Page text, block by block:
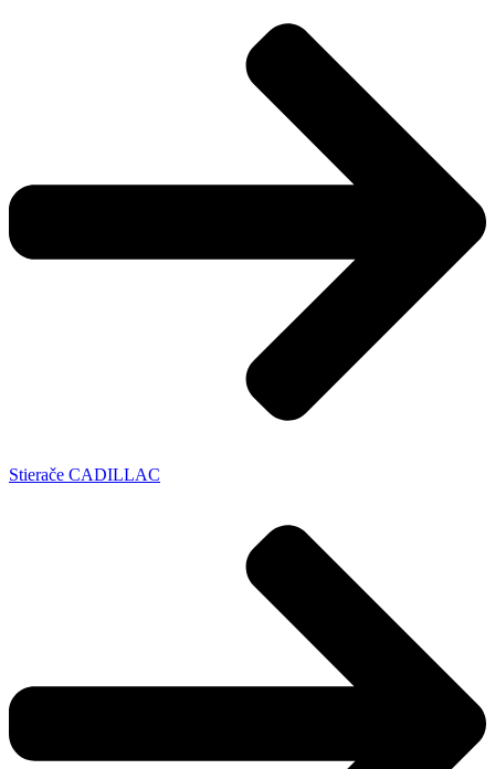
Stierače CADILLAC